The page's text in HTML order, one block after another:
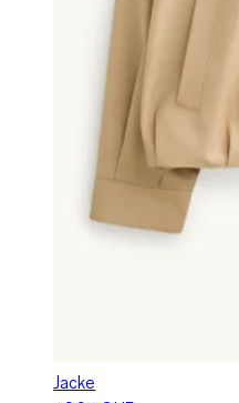
Jacke